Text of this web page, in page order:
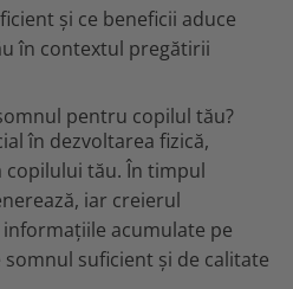
și ce beneficii aduce
în contextul pregătirii
pentru copilul tău?
în dezvoltarea fizică,
copilului tău. În timpul
iar creierul
acumulate pe
suficient și de calitate